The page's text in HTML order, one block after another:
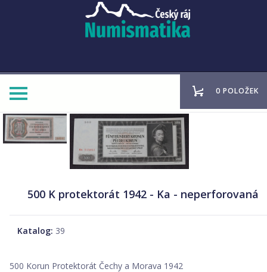
0 POLOŽEK
500 K protektorát 1942 - Ka - neperforovaná
Katalog: 39
500 Korun Protektorát Čechy a Morava 1942